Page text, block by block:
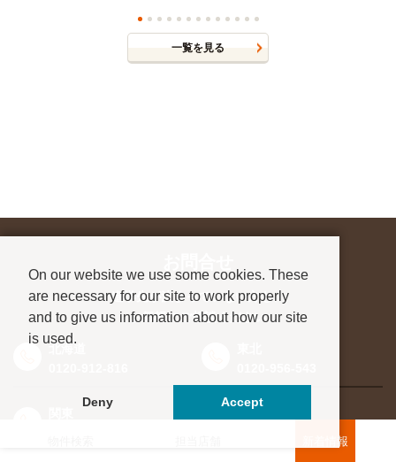
一覧を見る
新着情報
進学先が決まっていない方も、
お気軽にご相談ください
東海・北信越
On our website we use some cookies. These
are necessary for our site to work properly
and to give us information about how our site
is used.
Deny Accept